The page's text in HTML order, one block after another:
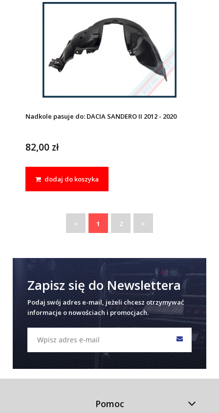
Nadkole pasuje do: DACIA SANDERO II 2012 - 2020
82,00 zł
dodaj do koszyka
« 1 2 »
Zapisz się do Newslettera
Podaj swój adres e-mail, jeżeli chcesz otrzymywać
informacje o nowościach i promocjach.
Pomoc